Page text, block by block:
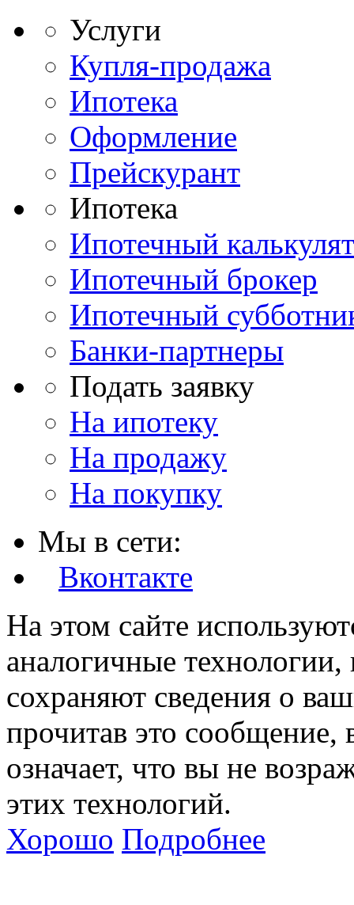
Услуги
Купля-продажа
Ипотека
Оформление
Прейскурант
Ипотека
Ипотечный
Ипотечный брокер
Ипотечный
Банки-партнеры
Подать заявку
На ипотеку
На продажу
На покупку
Мы в сети:
Вконтакте
На этом сайте
аналогичные технологии,
сохраняют сведения о
прочитав это сообщение,
означает, что вы не
этих технологий.
Хорошо Подробнее